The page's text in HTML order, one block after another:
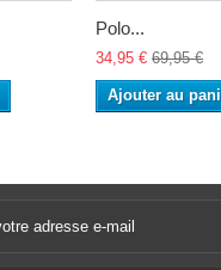
Polo...
34,95 € 69,95 €
Ajouter au